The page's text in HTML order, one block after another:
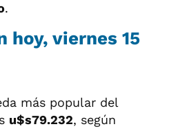
.
hoy, viernes 15
más popular del
u$s79.232, según